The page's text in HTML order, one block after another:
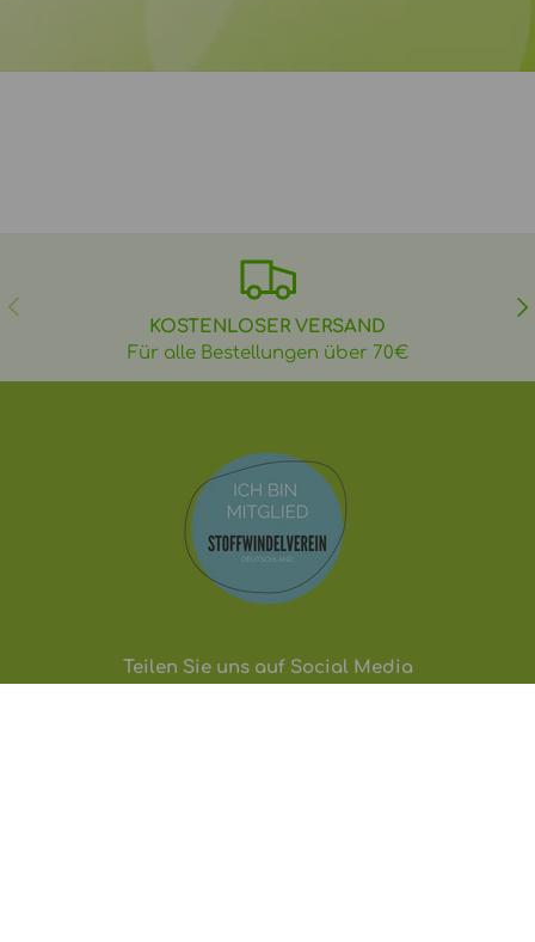
VORHERIGE
KOSTENLOSER VERSAND
Für alle Bestellungen über 70€
Teilen Sie uns auf Social Media